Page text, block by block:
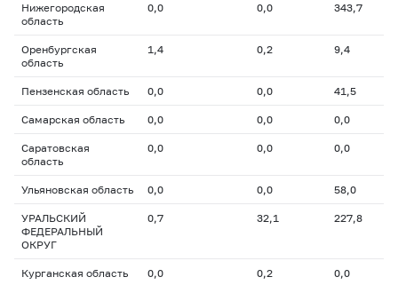
Нижегородская
область
0,0 0,0 343,7
Оренбургская
область
1,4 0,2 9,4
Пензенская область 0,0 0,0 41,5
Самарская область 0,0 0,0 0,0
Саратовская
область
0,0 0,0 0,0
Ульяновская область 0,0 0,0 58,0
УРАЛЬСКИЙ
ФЕДЕРАЛЬНЫЙ
ОКРУГ
0,7 32,1 227,8
Курганская область 0,0 0,2 0,0